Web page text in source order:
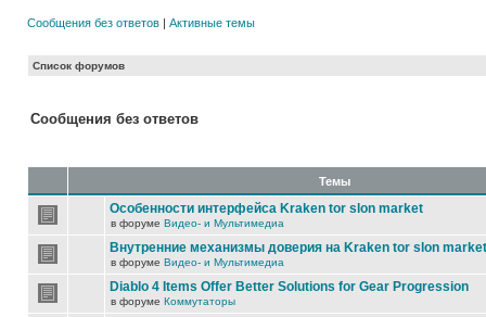
Сообщения без ответов | Активные темы
Список форумов
Сообщения без ответов
Темы
Особенности интерфейса Kraken tor slon market
в форуме Видео- и Мультимедиа
Внутренние механизмы доверия на Kraken tor slon market
в форуме Видео- и Мультимедиа
Diablo 4 Items Offer Better Solutions for Gear Progression
в форуме Коммутаторы